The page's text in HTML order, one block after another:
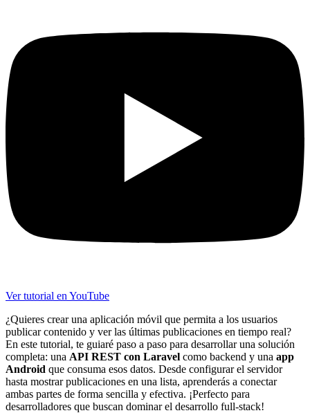
Ver tutorial en YouTube
¿Quieres crear una aplicación móvil que permita a los usuarios
publicar contenido y ver las últimas publicaciones en tiempo real?
En este tutorial, te guiaré paso a paso para desarrollar una solución
completa: una API REST con Laravel como backend y una app
Android que consuma esos datos. Desde configurar el servidor
hasta mostrar publicaciones en una lista, aprenderás a conectar
ambas partes de forma sencilla y efectiva. ¡Perfecto para
desarrolladores que buscan dominar el desarrollo full-stack!